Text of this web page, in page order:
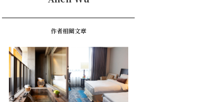
作者相關文章